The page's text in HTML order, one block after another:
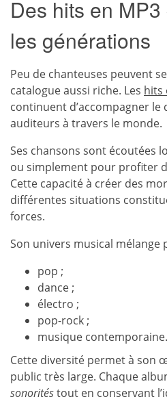
Des hits en
les générations
Peu de chanteuses peuvent
catalogue aussi riche. Les hits
continuent d’accompagner
auditeurs à travers le monde.
Ses chansons sont écoutées
ou simplement pour profiter
Cette capacité à créer des
différentes situations
forces.
Son univers musical mélange
pop ;
dance ;
électro ;
pop-rock ;
musique contemporaine.
Cette diversité permet à son
public très large. Chaque
sonoritéstout en conservant